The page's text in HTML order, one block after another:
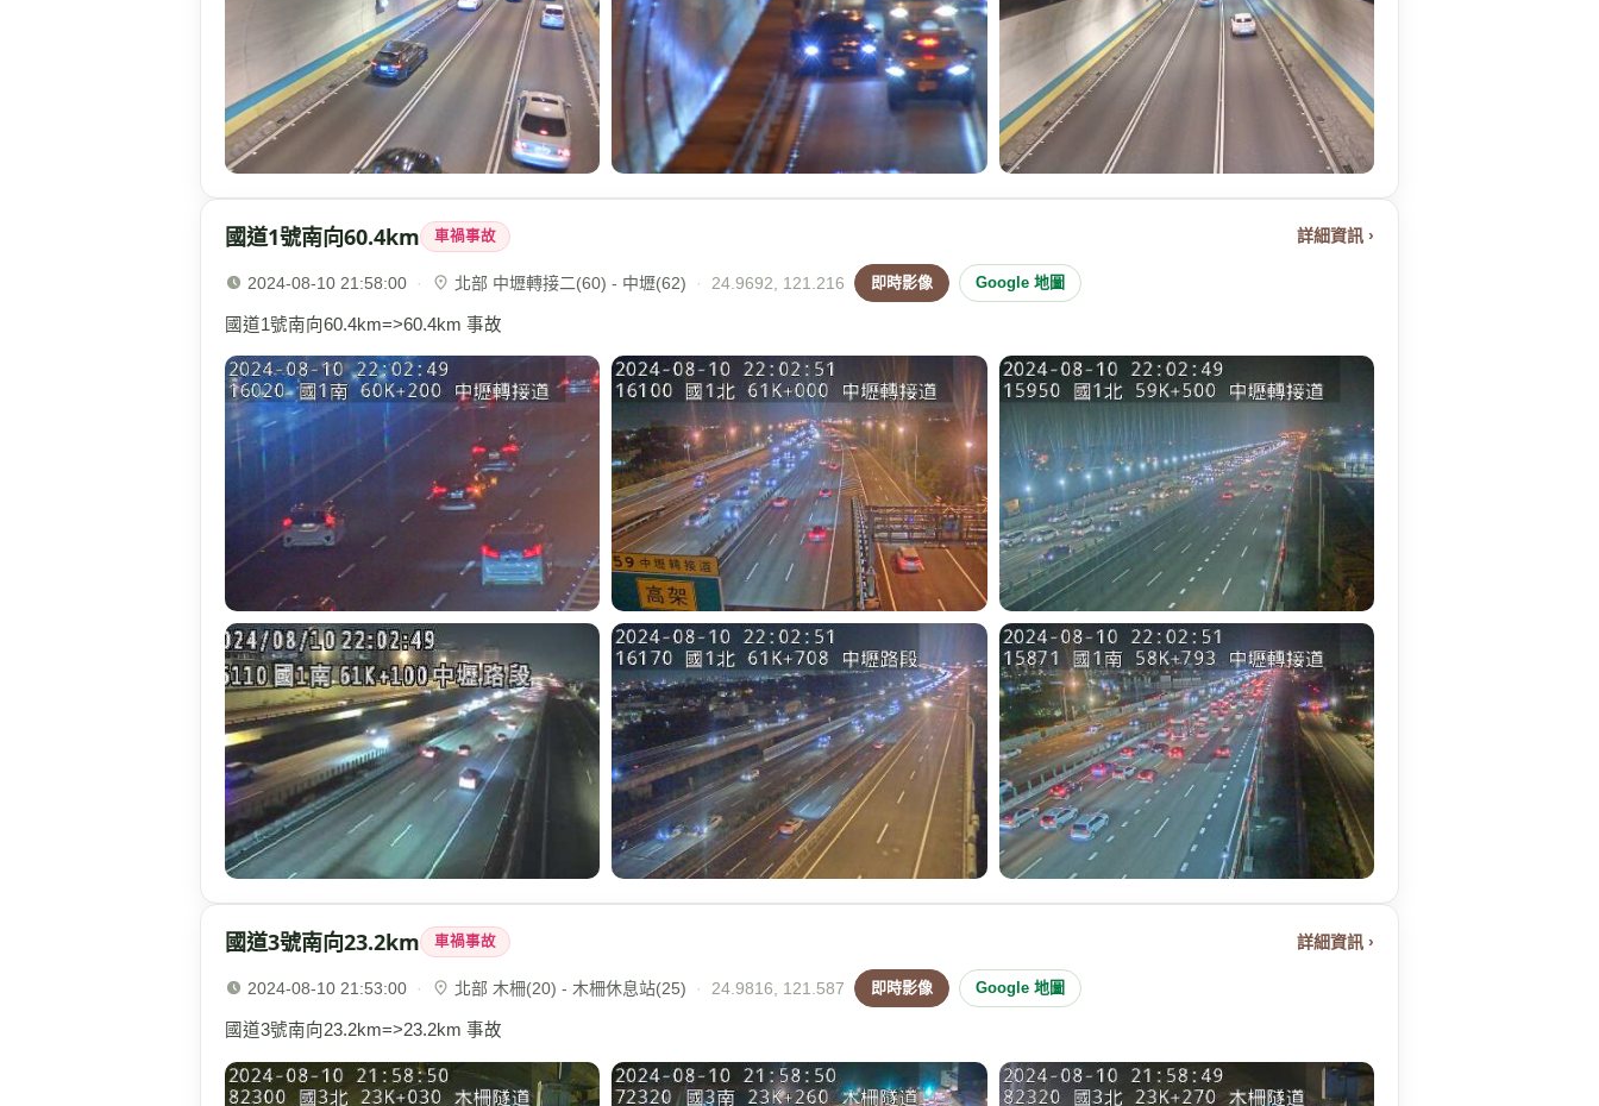
國道1號南向60.4km 車禍事故 詳細資訊 ›
2024-08-10 21:58:00 · 北部 中壢轉接二(60) - 中壢(62) · 24.9692, 121.216 即時影像 Google 地圖
國道1號南向60.4km=>60.4km 事故
國道3號南向23.2km 車禍事故 詳細資訊 ›
2024-08-10 21:53:00 · 北部 木柵(20) - 木柵休息站(25) · 24.9816, 121.587 即時影像 Google 地圖
國道3號南向23.2km=>23.2km 事故